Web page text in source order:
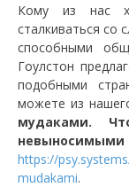
Кому из нас
сталкиваться со
способными
Гоулстон
подобными
можете из
мудаками.
https://
mudakami.